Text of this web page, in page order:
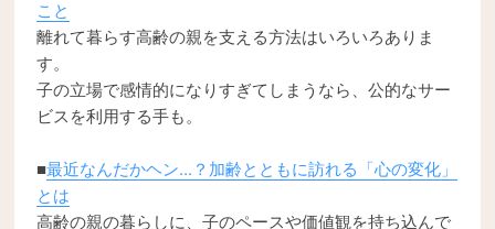
こと
離れて暮らす高齢の親を支える方法はいろいろありま
す。
子の立場で感情的になりすぎてしまうなら、公的なサー
ビスを利用する手も。
■最近なんだかヘン...？加齢とともに訪れる「心の変化」
とは
高齢の親の暮らしに、子のペースや価値観を持ち込んで